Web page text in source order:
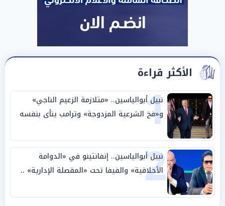
الأكثر قراءة
1
نبيل أبوالياسين.. «متلازمة الزعيم الناجي»
و«فخ الشرعية المزدوجة» وترامب ينأى بنفسه
وحليفه في «ميتم استراتيجي»
2
نبيل أبوالياسين.. إنفانتينو في «الدوامة
الأخلاقية» والفيفا تحت «المقصلة الإدارية» ..
«عبادة العرش وجنازة المصداقية»